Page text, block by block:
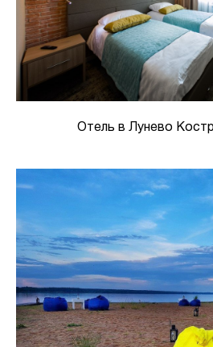
Отель в Лунево